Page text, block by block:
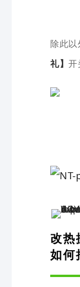
除此以
礼】 开
改热
如何